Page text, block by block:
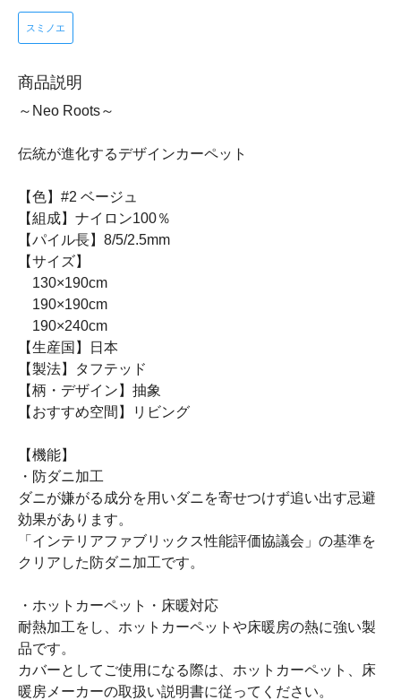
スミノエ
商品説明
～Neo Roots～
伝統が進化するデザインカーペット
【色】#2 ベージュ
【組成】ナイロン100％
【パイル長】8/5/2.5mm
【サイズ】
130×190cm
190×190cm
190×240cm
【生産国】日本
【製法】タフテッド
【柄・デザイン】抽象
【おすすめ空間】リビング
【機能】
・防ダニ加工
ダニが嫌がる成分を用いダニを寄せつけず追い出す忌避
効果があります。
「インテリアファブリックス性能評価協議会」の基準を
クリアした防ダニ加工です。
・ホットカーペット・床暖対応
耐熱加工をし、ホットカーペットや床暖房の熱に強い製
品です。
カバーとしてご使用になる際は、ホットカーペット、床
暖房メーカーの取扱い説明書に従ってください。